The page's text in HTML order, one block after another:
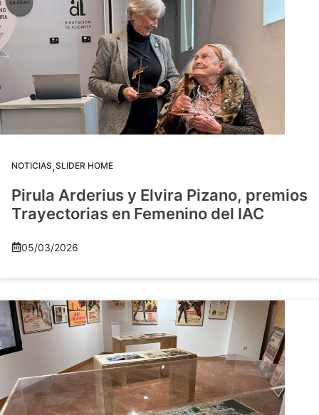
NOTICIAS,SLIDER HOME
Pirula Arderius y Elvira Pizano, premios
Trayectorias en Femenino del IAC
05/03/2026